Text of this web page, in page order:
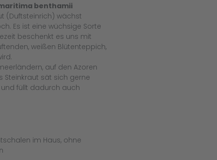
benthamii
(Duftsteinrich) wächst
Es ist eine wüchsige Sorte
beschenkt es uns mit
weißen Blütenteppich,
auf den Azoren
Steinkraut sät sich gerne
füllt dadurch auch
im Haus, ohne